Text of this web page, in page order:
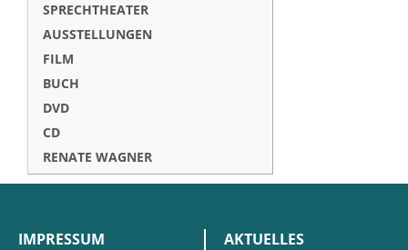
SPRECHTHEATER
AUSSTELLUNGEN
FILM
BUCH
DVD
CD
RENATE WAGNER
IMPRESSUM
AKTUELLES